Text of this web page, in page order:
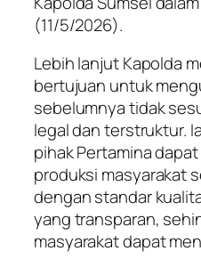
(11/5/2026).
Lebih lanjut Kapolda
bertujuan untuk
sebelumnya tidak
legal dan terstruktur.
pihak Pertamina
produksi masyarakat
dengan standar
yang transparan,
masyarakat dapat